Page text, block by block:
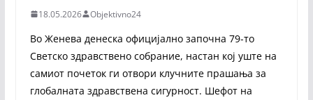
18.05.2026 Objektivno24
Во Женева денеска официјално започна 79-то
Светско здравствено собрание, настан кој уште на
самиот почеток ги отвори клучните прашања за
глобалната здравствена сигурност. Шефот на